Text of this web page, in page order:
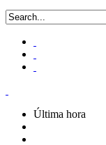
Última hora